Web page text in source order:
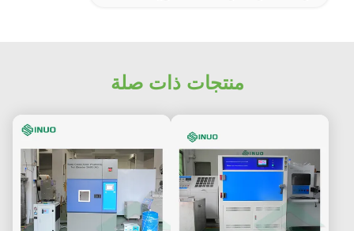
منتجات ذات صلة